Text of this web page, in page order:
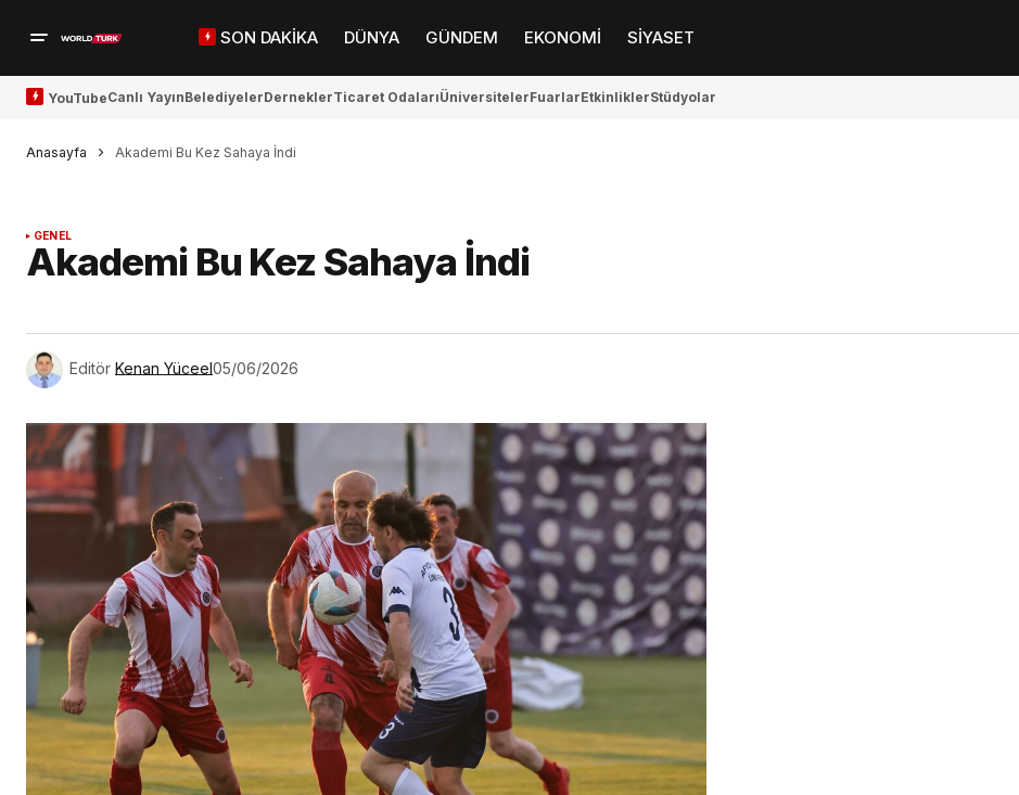
SON DAKİKA DÜNYA GÜNDEM EKONOMİ SİYASET
YouTubeCanlı YayınBelediyelerDerneklerTicaret OdalarıÜniversitelerFuarlarEtkinliklerStüdyolar
Anasayfa Akademi Bu Kez Sahaya İndi
GENEL
Akademi Bu Kez Sahaya İndi
Editör Kenan Yüceel05/06/2026